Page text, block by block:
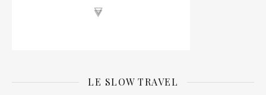
LE SLOW TRAVEL